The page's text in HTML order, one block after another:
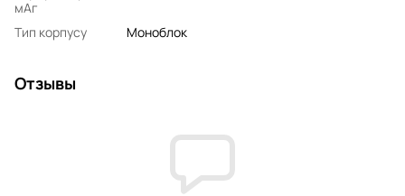
мАг
Тип корпусу Моноблок
Отзывы